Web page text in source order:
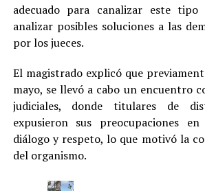
adecuado para canalizar este
analizar posibles soluciones a las
por los jueces.
El magistrado explicó que
mayo, se llevó a cabo un encuentro
judiciales, donde titulares de
expusieron sus preocupaciones
diálogo y respeto, lo que motivó la
del organismo.